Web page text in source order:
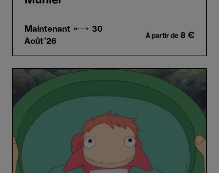
Maintenant → 30
Août'26
À partir de 8 €
Ponyo
Hayao
Miyazaki